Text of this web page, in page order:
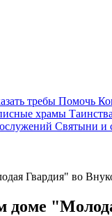
требы Помочь
храмы
Святыни и
Гвардия" во
доме